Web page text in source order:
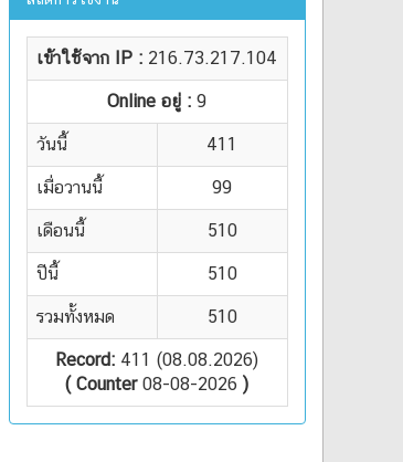
เข้าใช้จาก IP : 216.73.217.104
Online อยู่ :9
วันนี้ 411
เมื่อวานนี้ 99
เดือนนี้ 510
ปีนี้ 510
รวมทั้งหมด 510
Record: 411 (08.08.2026)
( Counter08-08-2026)